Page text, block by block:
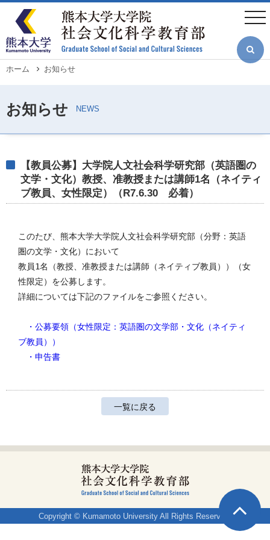
メ
ン
テ
ン
にパ
ホーム お知らせ
【教員公募】大学院人文社会科学研究部（英語圏の
文学・文化）教授、准教授または講師1名（ネイティ
ブ教員、女性限定）（R7.6.30 必着）
このたび、熊本大学大学院人文社会科学研究部（分野：英語
圏の文学・文化）において
教員1名（教授、准教授または講師（ネイティブ教員））（女
性限定）を公募します。
詳細については下記のファイルをご参照ください。
・公募要領（女性限定：英語圏の文学部・文化（ネイティ
ブ教員））
・申告書
一覧に戻る
Copyright © Kumamoto University All Rights Reserved.